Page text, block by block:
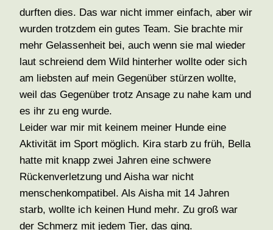
durften dies. Das war nicht immer einfach, aber wir
wurden trotzdem ein gutes Team. Sie brachte mir
mehr Gelassenheit bei, auch wenn sie mal wieder
laut schreiend dem Wild hinterher wollte oder sich
am liebsten auf mein Gegenüber stürzen wollte,
weil das Gegenüber trotz Ansage zu nahe kam und
es ihr zu eng wurde.
Leider war mir mit keinem meiner Hunde eine
Aktivität im Sport möglich. Kira starb zu früh, Bella
hatte mit knapp zwei Jahren eine schwere
Rückenverletzung und Aisha war nicht
menschenkompatibel. Als Aisha mit 14 Jahren
starb, wollte ich keinen Hund mehr. Zu groß war
der Schmerz mit jedem Tier, das ging.